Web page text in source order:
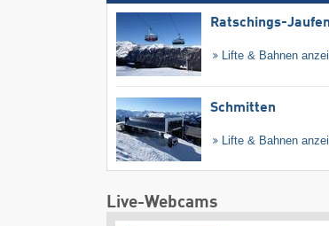
Ratschings-
Lifte & Bahnen
Schmitten
Lifte & Bahnen
Live-Webcams